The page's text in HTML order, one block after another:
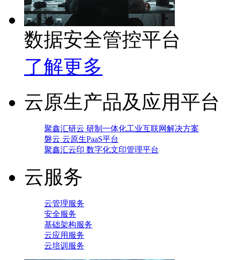
数据安全管控平台
了解更多
云原生产品及应用平台
聚鑫汇研云 研制一体化工业互联网解决方案
磐云 云原生PaaS平台
聚鑫汇云印 数字化文印管理平台
云服务
云管理服务
安全服务
基础架构服务
云应用服务
云培训服务